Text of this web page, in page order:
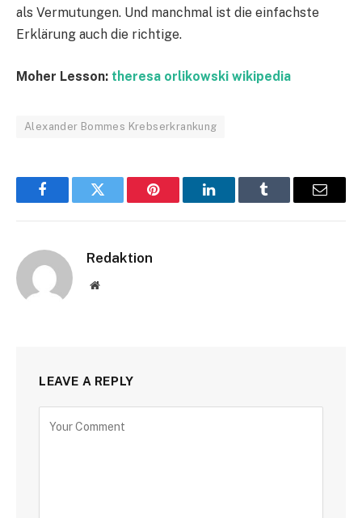
als Vermutungen. Und manchmal ist die einfachste
Erklärung auch die richtige.
Moher Lesson: theresa orlikowski wikipedia
Alexander Bommes Krebserkrankung
FacebookTwitter Pinterest LinkedInTumblr Email
Redaktion
Website
LEAVE A REPLY